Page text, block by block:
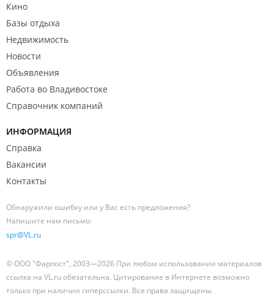
Кино
Базы отдыха
Недвижимость
Новости
Объявления
Работа во Владивостоке
Справочник компаний
ИНФОРМАЦИЯ
Справка
Вакансии
Контакты
Обнаружили ошибку или у Вас есть предложения?
Напишите нам письмо:
spr@VL.ru
© ООО "Фарпост", 2003—2026 При любом использовании материалов
ссылка на VL.ru обязательна. Цитирование в Интернете возможно
только при наличии гиперссылки. Все права защищены.